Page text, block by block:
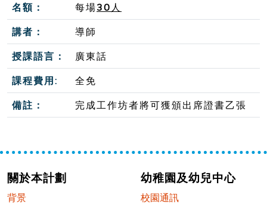
名額： 每場30 人
講者： 導師
授課語言： 廣東話
課程費用: 全免
備註： 完成工作坊者將可獲頒出席證書乙張
關於本計劃
背景
幼稚園及幼兒中心
校園通訊